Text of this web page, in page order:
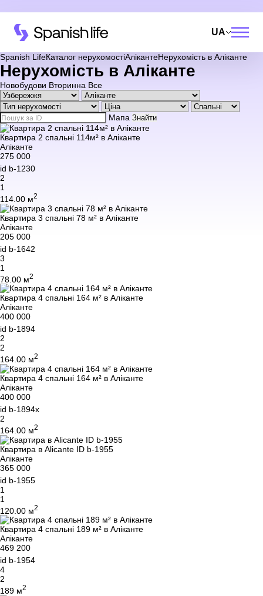
UA
Spanish LifeКаталог нерухомостіАлікантеНерухомість в Аліканте
Нерухомість в Аліканте
Новобудови Вторинна Все
Мапа Знайти
Квартира 2 спальні 114м² в Аліканте
Аліканте
275 000
id b-1230
2
1
114.00 м2
Квартира 3 спальні 78 м² в Аліканте
Аліканте
205 000
id b-1642
3
1
78.00 м2
Квартира 4 спальні 164 м² в Аліканте
Аліканте
400 000
id b-1894
2
2
164.00 м2
Квартира 4 спальні 164 м² в Аліканте
Аліканте
400 000
id b-1894x
2
164.00 м2
Квартира в Alicante ID b-1955
Аліканте
365 000
id b-1955
1
1
120.00 м2
Квартира 4 спальні 189 м² в Аліканте
Аліканте
469 200
id b-1954
4
2
189 м2